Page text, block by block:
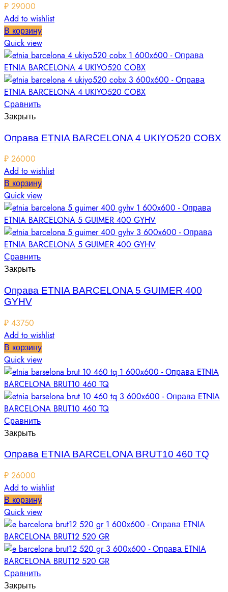
₽ 29000
Add to wishlist
В корзину
Quick view
Сравнить
Закрыть
Оправа ETNIA BARCELONA 4 UKIYO520 COBX
₽ 26000
Add to wishlist
В корзину
Quick view
Сравнить
Закрыть
Оправа ETNIA BARCELONA 5 GUIMER 400
GYHV
₽ 43750
Add to wishlist
В корзину
Quick view
Сравнить
Закрыть
Оправа ETNIA BARCELONA BRUT10 460 TQ
₽ 26000
Add to wishlist
В корзину
Quick view
Сравнить
Закрыть